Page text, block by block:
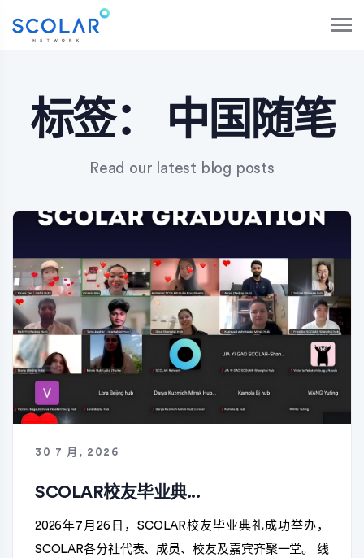
标签： 中国随笔
Read our latest blog posts
30 7 月, 2026
SCOLAR校友毕业典...
2026年7月26日，SCOLAR校友毕业典礼成功举办，
SCOLAR各分社代表、成员、校友及嘉宾齐聚一堂。 线